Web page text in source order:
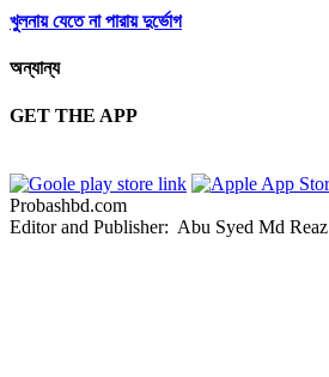
খুলনায় যেতে না পারায় দুর্ভোগ
অন্যান্য
GET THE APP
Probashbd.com
Editor and Publisher: Abu Syed Md Reaz